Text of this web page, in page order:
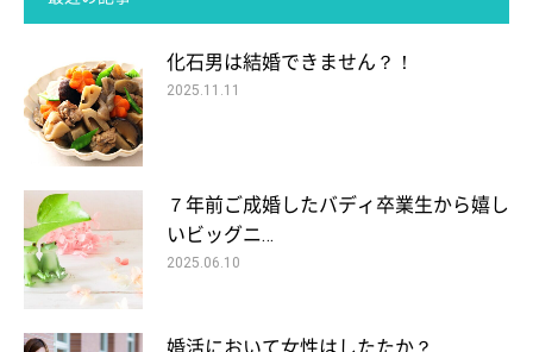
化石男は結婚できません？！
2025.11.11
７年前ご成婚したバディ卒業生から嬉し
いビッグニ…
2025.06.10